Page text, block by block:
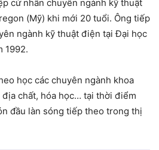
cử nhân chuyên ngành kỹ thuật
(Mỹ) khi mới 20 tuổi. Ông tiếp
ngành kỹ thuật điện tại Đại học
1992.
học các chuyên ngành khoa
chất, hóa học… tại thời điểm
đầu làn sóng tiếp theo trong thị